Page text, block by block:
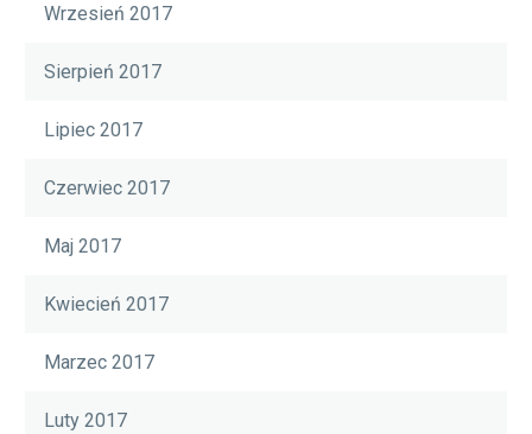
Wrzesień 2017
Sierpień 2017
Lipiec 2017
Czerwiec 2017
Maj 2017
Kwiecień 2017
Marzec 2017
Luty 2017